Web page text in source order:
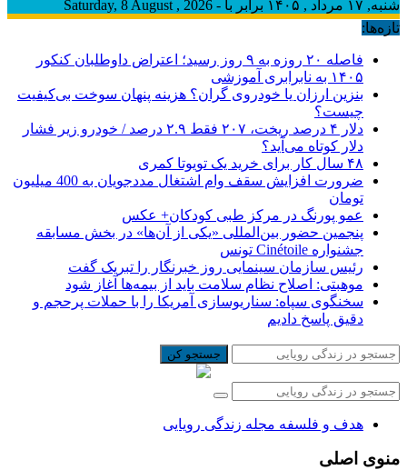
شنبه, ۱۷ مرداد , ۱۴۰۵ برابر با - Saturday, 8 August , 2026
تازه‌ها:
فاصله ۲۰ روزه به ۹ روز رسید؛ اعتراض داوطلبان کنکور
۱۴۰۵ به نابرابری آموزشی
بنزین ارزان یا خودروی گران؟ هزینه پنهان سوخت بی‌کیفیت
چیست؟
دلار ۴ درصد ریخت، ۲۰۷ فقط ۲.۹ درصد / خودرو زیر فشار
دلار کوتاه می‌آید؟
۴۸ سال کار برای خرید یک تویوتا کمری
ضرورت افزایش سقف وام اشتغال مددجویان به 400 میلیون
تومان
عمو پورنگ در مرکز طبی کودکان+ عکس
پنجمین حضور بین‌المللی «یکی از آن‌ها» در بخش مسابقه
جشنواره Cinétoile تونس
رئیس سازمان سینمایی روز خبرنگار را تبریک گفت
موهبتی: اصلاح نظام سلامت باید از بیمه‌ها آغاز شود
سخنگوی سپاه: سناریوسازی آمریکا را با حملات پرحجم‌‌ و
دقیق‌ پاسخ دادیم
جستجو کن
هدف و فلسفه مجله زندگی رویایی
منوی اصلی